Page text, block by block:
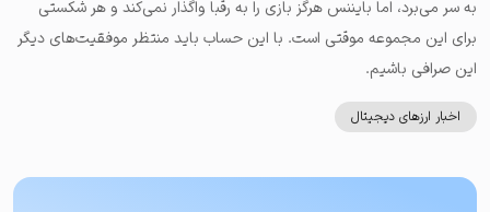
به سر می‌برد، اما بایننس هرگز بازی را به رقبا واگذار نمی‌کند و هر شکستی
برای این مجموعه موقتی است. با این حساب باید منتظر موفقیت‌های دیگر
این صرافی باشیم.
اخبار ارزهای دیجیتال